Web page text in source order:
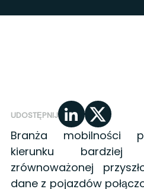
UDOSTĘPNIJ
Branża mobilności
kierunku
zrównoważonej
dane z pojazdów